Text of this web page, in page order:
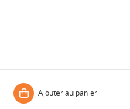
Ajouter au panier